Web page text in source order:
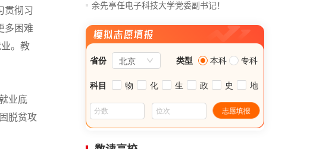
贯彻习
多困难
。教
业底
脱贫攻
余先亭任电子科技大学党委副书记！